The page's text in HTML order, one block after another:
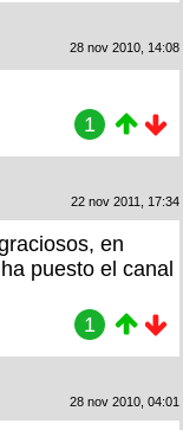
28 nov 2010, 14:08
1
22 nov 2011, 17:34
en
puesto el canal
1
28 nov 2010, 04:01